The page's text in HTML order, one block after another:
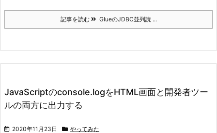
記事を読む GlueのJDBC並列読 ...
JavaScriptのconsole.logをHTML画面と開発者ツー
ルの両方に出力する
2020年11月23日 やってみた